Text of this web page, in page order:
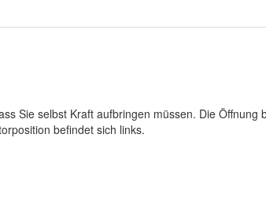
Sie selbst Kraft aufbringen müssen. Die Öffnung
befindet sich links.